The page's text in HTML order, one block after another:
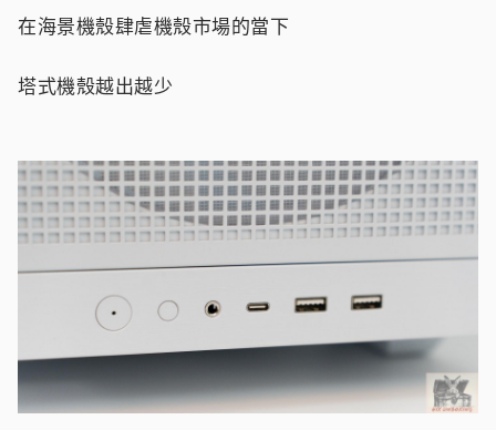
在海景機殼肆虐機殼市場的當下
塔式機殼越出越少